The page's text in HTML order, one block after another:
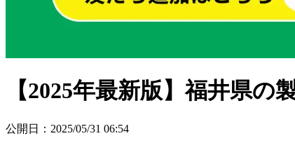
【2025年最新版】福井県
公開日 ： 2025/05/31 06:54